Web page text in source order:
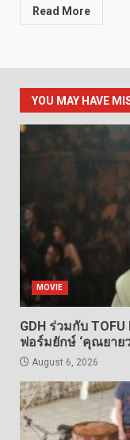
Read More
YOU MAY HAVE
MOVIE
GDH ร่วมกับ
ฟอร์มยักษ์ ‘คุณยาย
August 6, 2026